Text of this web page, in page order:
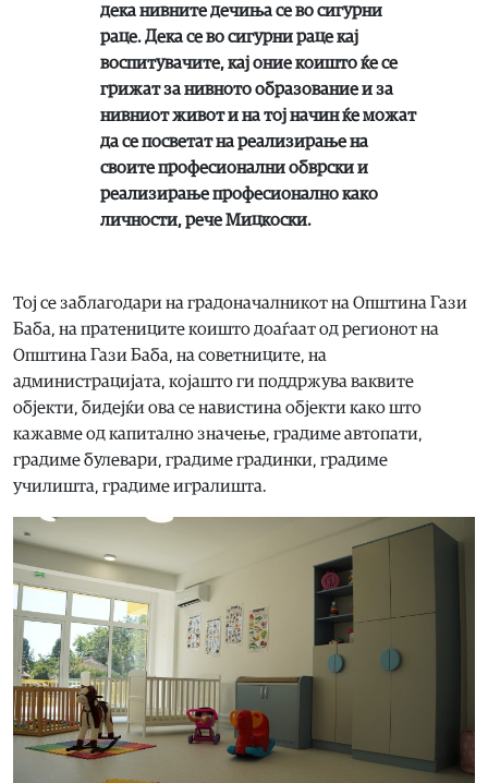
дека нивните дечиња се во сигурни
раце. Дека се во сигурни раце кај
воспитувачите, кај оние коишто ќе се
грижат за нивното образование и за
нивниот живот и на тој начин ќе можат
да се посветат на реализирање на
своите професионални обврски и
реализирање професионално како
личности, рече Мицкоски.
Тој се заблагодари на градоначалникот на Општина Гази
Баба, на пратениците коишто доаѓаат од регионот на
Општина Гази Баба, на советниците, на
администрацијата, којашто ги поддржува ваквите
објекти, бидејќи ова се навистина објекти како што
кажавме од капитално значење, градиме автопати,
градиме булевари, градиме градинки, градиме
училишта, градиме игралишта.